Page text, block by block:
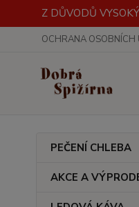
Z DŮVODŮ
OCHRANA OSOBNÍCH
PEČENÍ CHLEBA
AKCE A